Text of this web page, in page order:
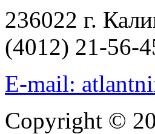
236022 г.
(4012) 21-56-
E-mail:
Copyright ©